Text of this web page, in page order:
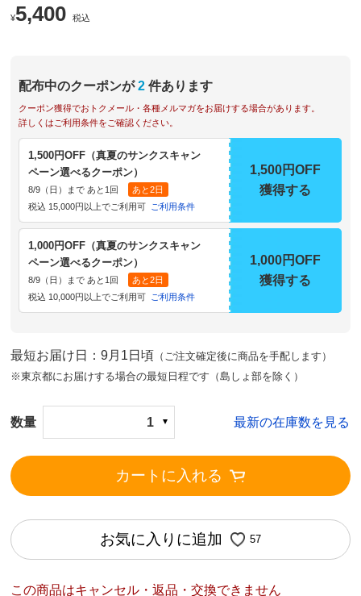
¥5,400 税込
配布中のクーポンが 2 件あります
クーポン獲得でおトクメール・各種メルマガをお届けする場合があります。
詳しくはご利用条件をご確認ください。
1,500円OFF（真夏のサンクスキャン
ペーン選べるクーポン）
8/9（日）まで あと1回
あと2日
税込 15,000円以上でご利用可
ご利用条件
1,500円OFF
獲得する
1,000円OFF（真夏のサンクスキャン
ペーン選べるクーポン）
8/9（日）まで あと1回
あと2日
税込 10,000円以上でご利用可
ご利用条件
1,000円OFF
獲得する
最短お届け日：9月1日頃 （ご注文確定後に商品を手配します）
※東京都にお届けする場合の最短日程です（島しょ部を除く）
数量 1 最新の在庫数を見る
カートに入れる
お気に入りに追加 57
この商品はキャンセル・返品・交換できません